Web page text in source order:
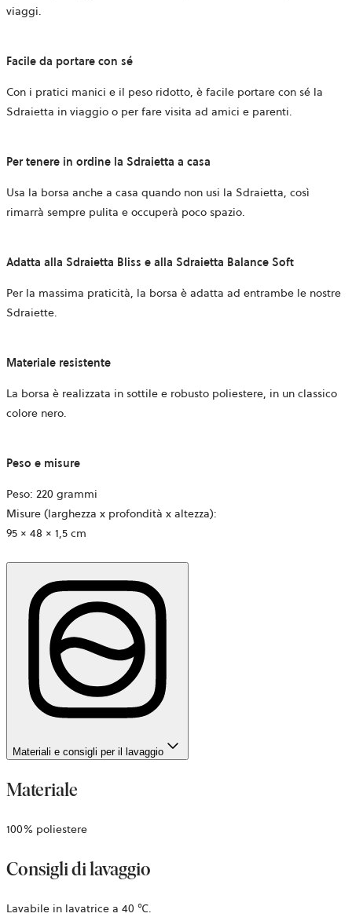
viaggi.
Facile da portare con sé
Con i pratici manici e il peso ridotto, è facile portare con sé la
Sdraietta in viaggio o per fare visita ad amici e parenti.
Per tenere in ordine la Sdraietta a casa
Usa la borsa anche a casa quando non usi la Sdraietta, così
rimarrà sempre pulita e occuperà poco spazio.
Adatta alla Sdraietta Bliss e alla Sdraietta Balance Soft
Per la massima praticità, la borsa è adatta ad entrambe le nostre
Sdraiette.
Materiale resistente
La borsa è realizzata in sottile e robusto poliestere, in un classico
colore nero.
Peso e misure
Peso: 220 grammi
Misure (larghezza x profondità x altezza):
95 × 48 × 1,5 cm
Materiali e consigli per il lavaggio
Materiale
100% poliestere
Consigli di lavaggio
Lavabile in lavatrice a 40 ℃.